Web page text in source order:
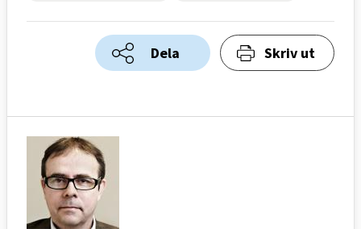
Dela Skriv ut